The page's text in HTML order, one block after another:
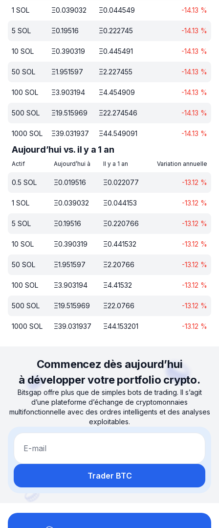
1 SOL Ξ0.039032 Ξ0.044549 -14.13 %
5 SOL Ξ0.19516 Ξ0.222745 -14.13 %
10 SOL Ξ0.390319 Ξ0.445491 -14.13 %
50 SOL Ξ1.951597 Ξ2.227455 -14.13 %
100 SOL Ξ3.903194 Ξ4.454909 -14.13 %
500 SOL Ξ19.515969 Ξ22.274546 -14.13 %
1000 SOL Ξ39.031937 Ξ44.549091 -14.13 %
Aujourd’hui vs. il y a 1 an
Actif Aujourd’hui à Il y a 1 an Variation annuelle
0.5 SOL Ξ0.019516 Ξ0.022077 -13.12 %
1 SOL Ξ0.039032 Ξ0.044153 -13.12 %
5 SOL Ξ0.19516 Ξ0.220766 -13.12 %
10 SOL Ξ0.390319 Ξ0.441532 -13.12 %
50 SOL Ξ1.951597 Ξ2.20766 -13.12 %
100 SOL Ξ3.903194 Ξ4.41532 -13.12 %
500 SOL Ξ19.515969 Ξ22.0766 -13.12 %
1000 SOL Ξ39.031937 Ξ44.153201 -13.12 %
Commencez dès aujourd’hui
à développer votre portfolio crypto.
Bitsgap offre plus que de simples bots de trading. Il s’agit
d’une plateforme d’échange de cryptomonnaies
multifonctionnelle avec des ordres intelligents et des analyses
exploitables.
E-mail
Trader BTC